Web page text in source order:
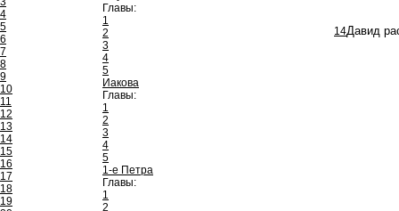
4
5
6
7
8
9
10
11
12
13
14
15
16
17
18
19
Главы:
1
2
3
4
5
Иакова
Главы:
1
2
3
4
5
1-е Петра
Главы:
1
2
14Давид